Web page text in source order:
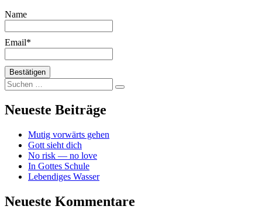
Name
Email*
Suchen
nach:
Suchen
Neueste Beiträge
Mutig vorwärts gehen
Gott sieht dich
No risk — no love
In Gottes Schule
Lebendiges Wasser
Neueste Kommentare